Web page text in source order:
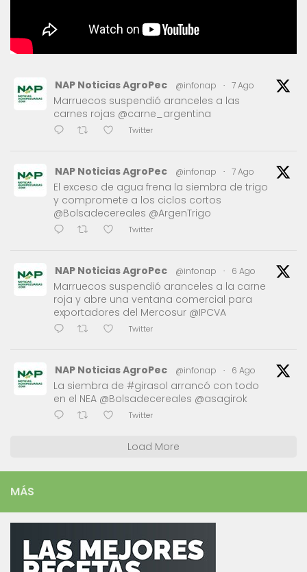
NAP Noticias AgroPec @infonap · 7 Ago
Marruecos suspendió aranceles a las
carnes rojas @carne_argentina
Twitter
NAP Noticias AgroPec @infonap · 7 Ago
El exceso de agua frena la siembra de trigo
y compromete a los ciclos cortos
@Bolsadecereales @ArgenTrigo
Twitter
NAP Noticias AgroPec @infonap · 6 Ago
Marruecos suspendió aranceles a la carne
roja y abre una ventana comercial para
exportadores del Mercosur @IPCVA
Twitter
NAP Noticias AgroPec @infonap · 6 Ago
La siembra de #girasol arrancó con todo
en el NEA @Bolsadecereales @asagirok
Twitter
Load More
MÁS